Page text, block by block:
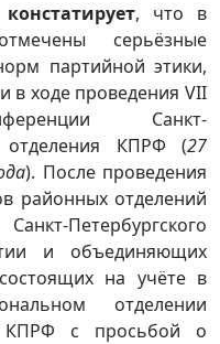
констатирует, что в
серьёзные
партийной этики,
в ходе проведения VII
Санкт-
отделения КПРФ (27
). После проведения
районных отделений
Петербургского
и объединяющих
на учёте в
отделении
КПРФ с просьбой о